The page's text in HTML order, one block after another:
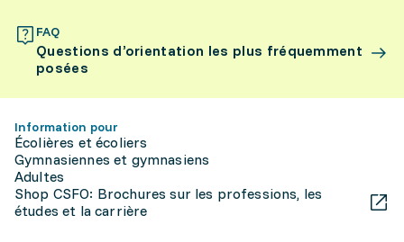
FAQ
Questions d’orientation les plus fréquemment
posées
Information pour
Écolières et écoliers
Gymnasiennes et gymnasiens
Adultes
Shop CSFO: Brochures sur les professions, les
études et la carrière